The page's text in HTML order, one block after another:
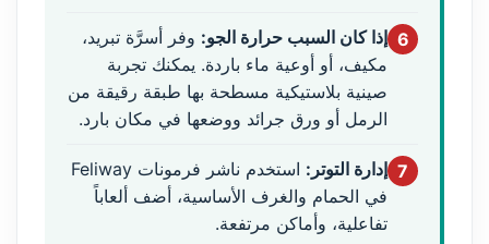
6 إذا كان السبب حرارة الجو: وفر أسرَّة تبريد،
مكيف، أو أوعية ماء باردة. يمكنك تجربة
صينية بلاستيكية مسطحة بها طبقة رقيقة من
الرمل أو ورق جرائد ووضعها في مكان بارد.
7 إدارة التوتر:
استخدم ناشر فرمونات Feliway
في الحمام والغرف الأساسية، أضف ألعاباً
تفاعلية، وأماكن مرتفعة.